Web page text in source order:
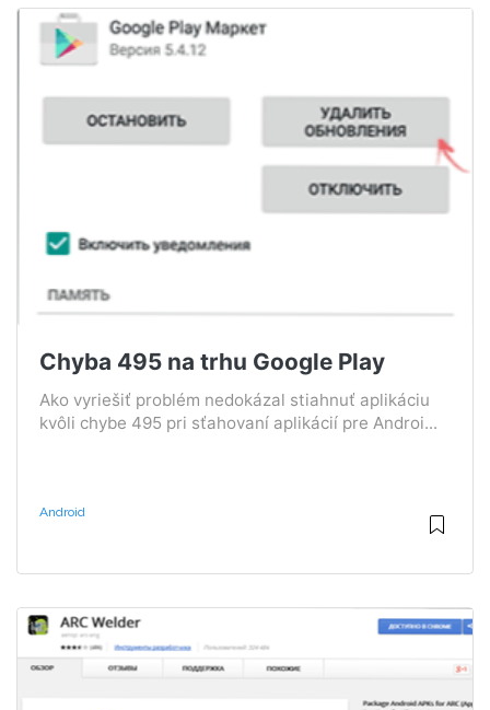
Chyba 495 na trhu Google Play
Ako vyriešiť problém nedokázal stiahnuť aplikáciu
kvôli chybe 495 pri sťahovaní aplikácií pre Androi...
Android